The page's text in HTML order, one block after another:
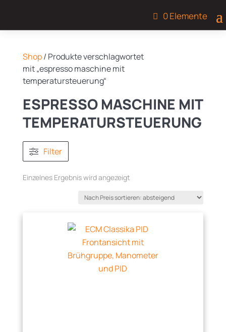
0 Elemente
Shop/ Produkte verschlagwortet
mit „espresso maschine mit
temperatursteuerung“
ESPRESSO MASCHINE MIT
TEMPERATURSTEUERUNG
Filter
Einzelnes Ergebnis wird angezeigt